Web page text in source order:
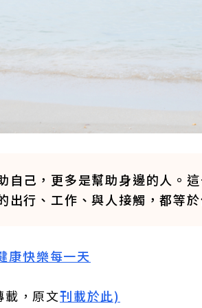
自己，更多是幫助身邊的人。
出行、工作、與人接觸，都等於
康快樂每一天
，原文刊載於此)